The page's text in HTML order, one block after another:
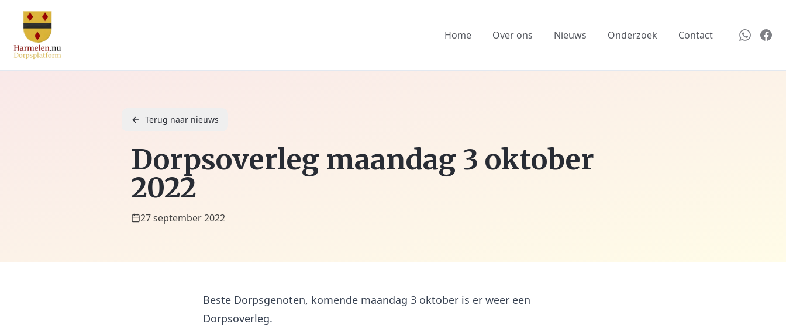
Home Over ons Nieuws Onderzoek Contact
Terug naar nieuws
Dorpsoverleg maandag 3 oktober
2022
27 september 2022
Beste Dorpsgenoten, komende maandag 3 oktober is er weer een
Dorpsoverleg.